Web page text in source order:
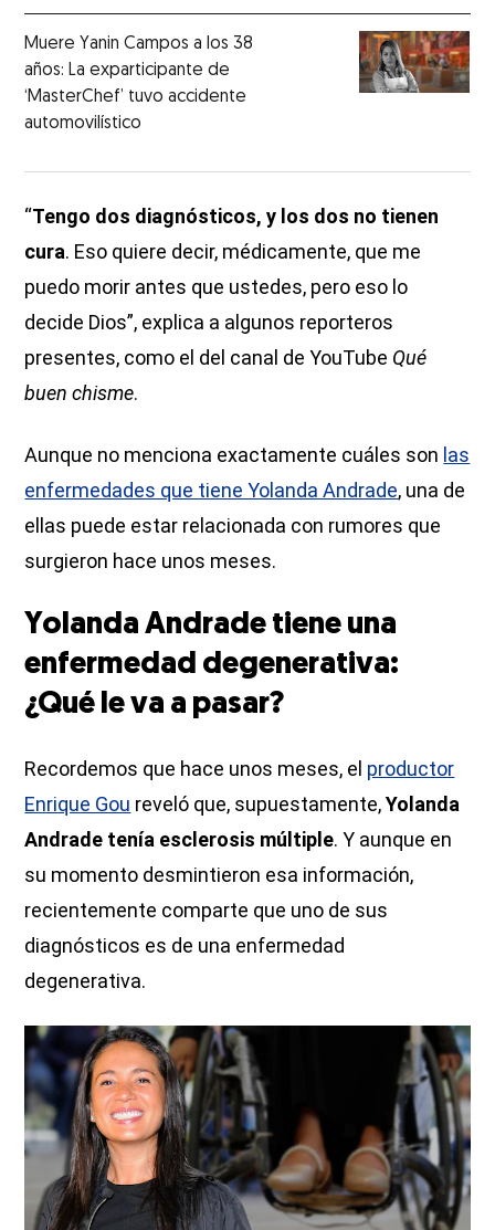
Muere Yanin Campos a los 38
años: La exparticipante de
‘MasterChef’ tuvo accidente
automovilístico
“Tengo dos diagnósticos, y los dos no tienen
cura. Eso quiere decir, médicamente, que me
puedo morir antes que ustedes, pero eso lo
decide Dios”, explica a algunos reporteros
presentes, como el del canal de YouTube Qué
buen chisme.
Aunque no menciona exactamente cuáles son las
enfermedades que tiene Yolanda Andrade, una de
ellas puede estar relacionada con rumores que
surgieron hace unos meses.
Yolanda Andrade tiene una
enfermedad degenerativa:
¿Qué le va a pasar?
Recordemos que hace unos meses, el productor
Enrique Gou reveló que, supuestamente,Yolanda
Andrade tenía esclerosis múltiple. Y aunque en
su momento desmintieron esa información,
recientemente comparte que uno de sus
diagnósticos es de una enfermedad
degenerativa.